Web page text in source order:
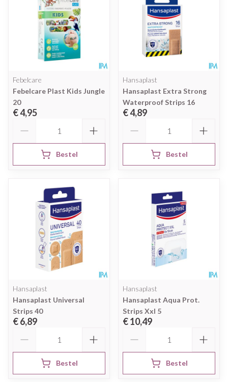
Febelcare
Febelcare Plast Kids Jungle
20
€ 4,95
Bestel
Hansaplast
Hansaplast Extra Strong
Waterproof Strips 16
€ 4,89
Bestel
Hansaplast
Hansaplast Universal
Strips 40
€ 6,89
Bestel
Hansaplast
Hansaplast Aqua Prot.
Strips Xxl 5
€ 10,49
Bestel